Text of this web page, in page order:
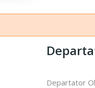
Departator